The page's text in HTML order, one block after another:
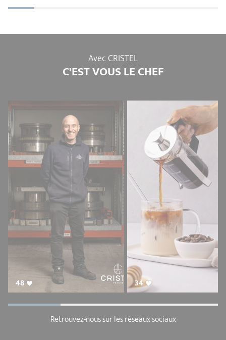
poncez légèrement avec un papier de verre à grain
appliquez une fine couche d'huilepour retrouver une
ranger la planche
parfaitement sèche .
Ne pas la mettre au lave-vaisselle.
Ne jamais huiler avec des huiles spéciales pour les
meubles en teck.Ces huiles ne sont pas alimentaires et
sont élaborées pour l’entretien des meubles uniquement.
Avec CRISTEL
C'EST VOUS LE CHEF
48 34
Retrouvez-nous sur les réseaux sociaux